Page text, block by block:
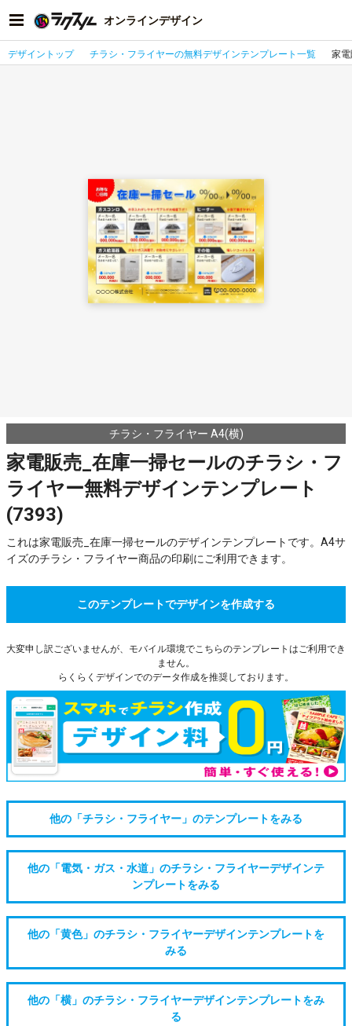
オンラインデザイン
デザイントップ チラシ・フライヤーの無料デザインテンプレート一覧 家
チラシ・フライヤー A4(横)
家電販売_在庫一掃セールのチラシ・フ
ライヤー無料デザインテンプレート
(7393)
これは家電販売_在庫一掃セールのデザインテンプレートです。A4サ
イズのチラシ・フライヤー商品の印刷にご利用できます。
このテンプレートでデザインを作成する
大変申し訳ございませんが、モバイル環境でこちらのテンプレートはご利用でき
ません。
らくらくデザインでのデータ作成を推奨しております。
他の「チラシ・フライヤー」のテンプレートをみる
他の「電気・ガス・水道」のチラシ・フライヤーデザインテ
ンプレートをみる
他の「黄色」のチラシ・フライヤーデザインテンプレートを
みる
他の「横」のチラシ・フライヤーデザインテンプレートをみ
る